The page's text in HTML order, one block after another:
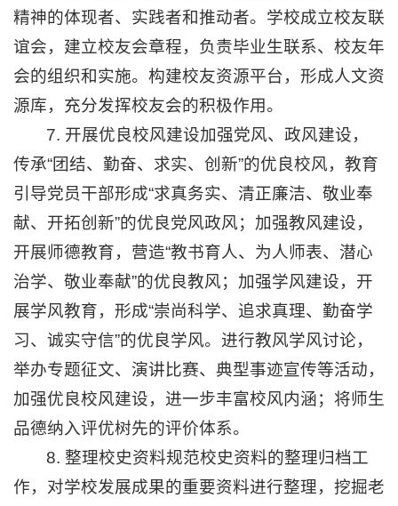
精神的体现者、实践者和推动者。学校成立校友联
谊会，建立校友会章程，负责毕业生联系、校友年
会的组织和实施。构建校友资源平台，形成人文资
源库，充分发挥校友会的积极作用。
7. 开展优良校风建设加强党风、政风建设，
传承“团结、勤奋、求实、创新”的优良校风，教育
引导党员干部形成“求真务实、清正廉洁、敬业奉
献、开拓创新”的优良党风政风；加强教风建设，
开展师德教育，营造“教书育人、为人师表、潜心
治学、敬业奉献”的优良教风；加强学风建设，开
展学风教育，形成“崇尚科学、追求真理、勤奋学
习、诚实守信”的优良学风。进行教风学风讨论，
举办专题征文、演讲比赛、典型事迹宣传等活动，
加强优良校风建设，进一步丰富校风内涵；将师生
品德纳入评优树先的评价体系。
8. 整理校史资料规范校史资料的整理归档工
作，对学校发展成果的重要资料进行整理，挖掘老